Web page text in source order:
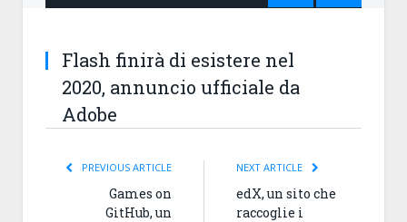
Flash finirà di esistere nel
2020, annuncio ufficiale da
Adobe
PREVIOUS ARTICLE
Games on
GitHub, un
NEXT ARTICLE
edX, un sito che
raccoglie i